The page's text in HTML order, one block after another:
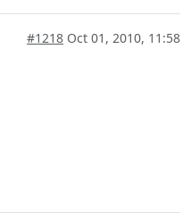
#1218 Oct 01, 2010, 11:58